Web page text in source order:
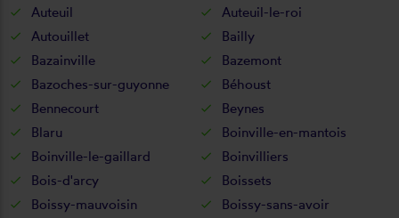
Auteuil
Auteuil-le-roi
Autouillet
Bailly
Bazainville
Bazemont
Bazoches-sur-guyonne
Béhoust
Bennecourt
Beynes
Blaru
Boinville-en-mantois
Boinville-le-gaillard
Boinvilliers
Bois-d'arcy
Boissets
Boissy-mauvoisin
Boissy-sans-avoir